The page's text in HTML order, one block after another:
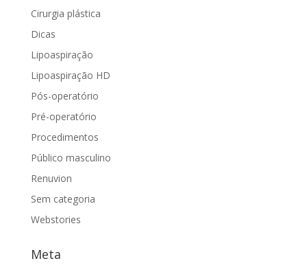
Cirurgia plástica
Dicas
Lipoaspiração
Lipoaspiração HD
Pós-operatório
Pré-operatório
Procedimentos
Público masculino
Renuvion
Sem categoria
Webstories
Meta